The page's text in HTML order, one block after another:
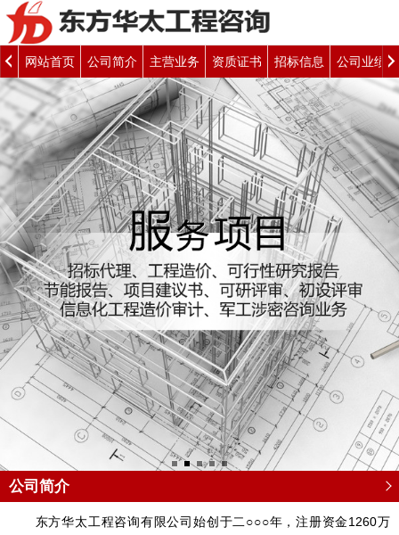
网站首页 公司简介 主营业务 资质证书 招标信息 公司业绩
公司简介
东方华太工程咨询有限公司始创于二○○○年，注册资金1260万
产品 资讯
搜索